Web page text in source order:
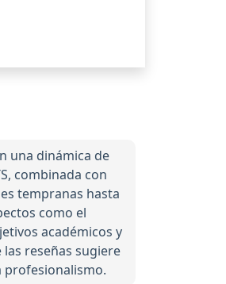
una dinámica de
combinada con
tempranas hasta
como el
académicos y
reseñas sugiere
profesionalismo.